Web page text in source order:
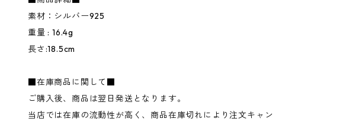
素材：シルバー925
重量 : 16.4g
長さ:18.5cm
■在庫商品に関して■
ご購入後、商品は翌日発送となります。
当店では在庫の流動性が高く、商品在庫切れにより注文キャン